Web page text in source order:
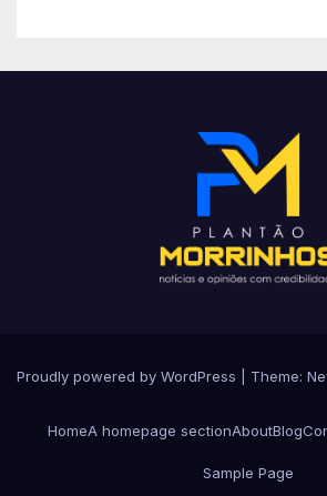
Proudly powered by WordPress Theme:
HomeA homepage sectionAboutBlog
Sample Page